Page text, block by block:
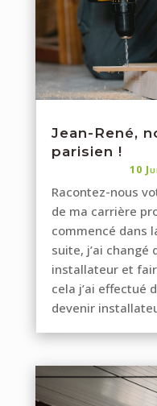
Jean-René,
parisien !
10
Racontez-nous
de ma carrière
commencé dans
suite, j’ai
installateur et
cela j’ai effectué
devenir